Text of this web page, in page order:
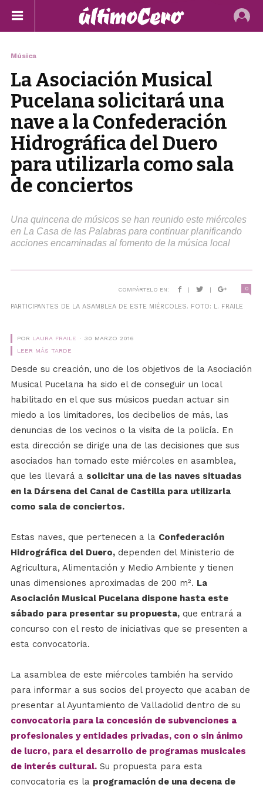
Música
La Asociación Musical
Pucelana solicitará una
nave a la Confederación
Hidrográfica del Duero
para utilizarla como sala
de conciertos
Una quincena de músicos se han reunido este miércoles
en La Casa de las Palabras para continuar planificando
acciones encaminadas al fomento de la música local
COMPÁRTELO EN: | | 0
PARTICIPANTES DE LA ASAMBLEA DE ESTE MIÉRCOLES. FOTO: L. FRAILE
POR LAURA FRAILE
30 MARZO 2016
LEER MÁS TARDE
Desde su creación, uno de los objetivos de la Asociación
Musical Pucelana ha sido el de conseguir un local
habilitado en el que sus músicos puedan actuar sin
miedo a los limitadores, los decibelios de más, las
denuncias de los vecinos o la visita de la policía. En
esta dirección se dirige una de las decisiones que sus
asociados han tomado este miércoles en asamblea,
que les llevará a solicitar una de las naves situadas
en la Dársena del Canal de Castilla para utilizarla
como sala de conciertos.
Estas naves, que pertenecen a la Confederación
Hidrográfica del Duero,dependen del Ministerio de
Agricultura, Alimentación y Medio Ambiente y tienen
unas dimensiones aproximadas de 200 m². La
Asociación Musical Pucelana dispone hasta este
sábado para presentar su propuesta,que entrará a
concurso con el resto de iniciativas que se presenten a
esta convocatoria.
La asamblea de este miércoles también ha servido
para informar a sus socios del proyecto que acaban de
presentar al Ayuntamiento de Valladolid dentro de su
convocatoria para la concesión de subvenciones a
profesionales y entidades privadas, con o sin ánimo
de lucro, para el desarrollo de programas musicales
de interés cultural.Su propuesta para esta
convocatoria es la programación de una decena de